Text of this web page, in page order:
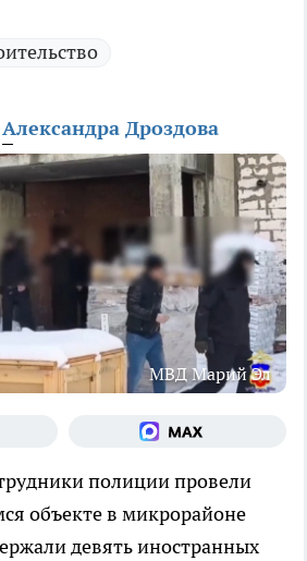
Александра Дроздова
МВД Марий Эл
полиции провели
объекте в микрорайоне
девять иностранных